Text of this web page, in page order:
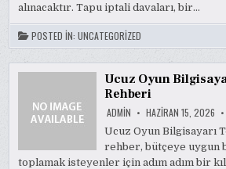
alınacaktır. Tapu iptali davaları, bir…
POSTED IN:UNCATEGORIZED
Ucuz Oyun
Rehberi
ADMIN HAZIRAN 15, 2026
Ucuz Oyun Bilgisayarı
rehber, bütçeye uygun
toplamak isteyenler için adım adım bir